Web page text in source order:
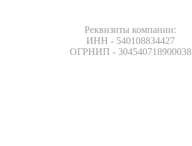
Реквизиты компании:
ИНН - 540108834427
ОГРНИП - 304540718900038